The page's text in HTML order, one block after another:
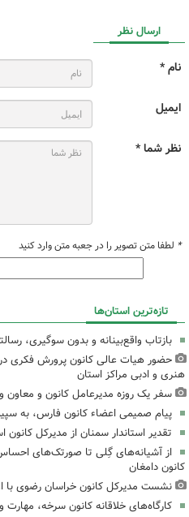
ارسال نظر
نام *
ایمیل
نظر شما *
* لطفا متن تصویر را در جعبه متن وارد کنید
تازه‌ترین استان‌ها
بازتاب واقع‌بینانه و بدون سوگیری،
حضور هیات عالی کانون پرورش فکری
هنری و ادبی مراکز استان
سفر یک روزه مدیرعامل کانون و معاون
پیام صمیمی اعضاء کانون فارس، به
تقدیر استاندار سمنان از مدیرکل کانون
از آشیانه‌های گِلی تا صورتک‌های
کانون دامغان
نشست مدیرکل کانون خراسان رضوی با
کارگاه‌های خلاقانه کانون سرخه، مهارت